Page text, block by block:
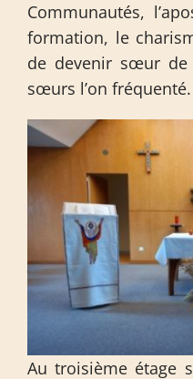
Communautés,
formation, le
de devenir sœur de
sœurs l’on fréquenté.
Au troisième étage